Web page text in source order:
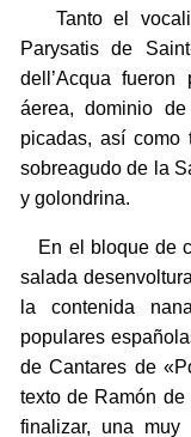
Tanto el
Parysatis de
dell’Acqua
áerea, dominio
picadas, así como
sobreagudo de la
y golondrina.
En el bloque de
salada
la contenida
populares
de Cantares de
texto de Ramón
finalizar, una muy